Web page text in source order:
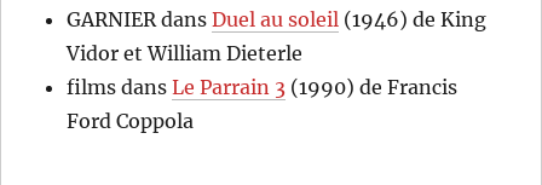
GARNIERdansDuel au soleil (1946) de King
Vidor et William Dieterle
films dansLe Parrain 3 (1990) de Francis
Ford Coppola